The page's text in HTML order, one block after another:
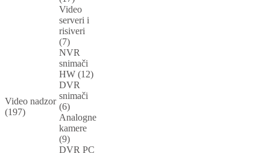
Video nadzor
(197)
Video
serveri i
risiveri
(7)
NVR
snimači
HW (12)
DVR
snimači
(6)
Analogne
kamere
(9)
DVR PC